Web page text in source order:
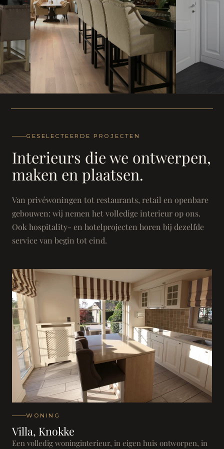
Landhuis - Grimbergen
GESELECTEERDE PROJECTEN
Interieurs die we ontwerpen,
maken en plaatsen.
Van privéwoningen tot restaurants, retail en openbare
gebouwen: wij nemen het volledige interieur op ons.
Ook hospitality- en hotelprojecten horen bij dezelfde
service van begin tot eind.
WONING
Villa, Knokke
Een volledig woninginterieur, in eigen huis ontworpen, in